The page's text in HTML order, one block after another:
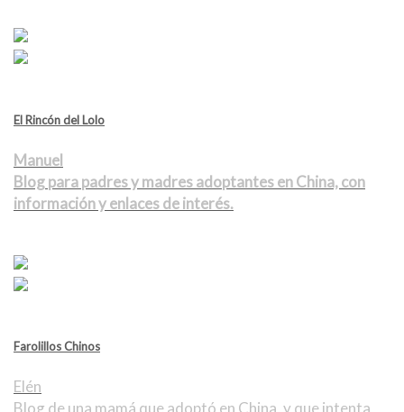
El Rincón del Lolo
Manuel
Blog para padres y madres adoptantes en China, con
información y enlaces de interés.
Farolillos Chinos
Elén